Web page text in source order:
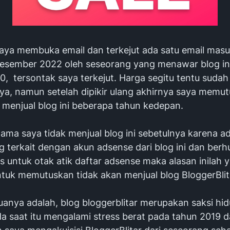
membuka email dan terkejut ada satu email
2022 oleh seseorang yang menawar blog
tersontak saya terkejut. Harga segitu tentu sudah
namun setelah dipikir ulang akhirnya saya
blog ini beberapa tahun kedepan.
saya tidak menjual blog ini sebetulnya karena
terkait dengan akun adsense dari blog ini dan
untuk otak atik daftar adsense maka alasan inilah
memutuskan tidak akan menjual blog
adalah, blog bloggerblitar merupakan saksi
saat itu mengalami stress berat pada tahun 2019